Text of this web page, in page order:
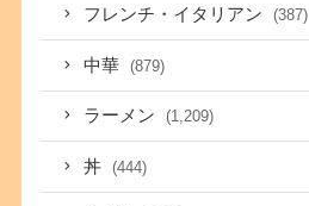
フレンチ・イタリアン (387)
中華 (879)
ラーメン (1,209)
丼 (444)